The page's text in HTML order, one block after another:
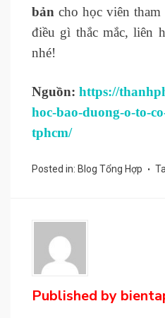
bản cho học viên
điều gì thắc mắc, liên
nhé!
Nguồn: https://
hoc-bao-duong-o-to-
tphcm/
Posted in: Blog Tổng Hợp
Published by